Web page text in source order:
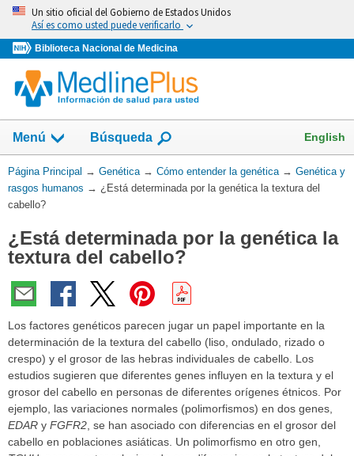
Omita
vaya
al
Contenido
Un sitio oficial del Gobierno de Estados Unidos
Así es como usted puede verificarlo
Biblioteca Nacional de Medicina
Menú
Mostrar
campo
de
Búsqueda English
Usted
está
aquí:
Página Principal → Genética → Cómo entender la genética → Genética y
rasgos humanos → ¿Está determinada por la genética la textura del
cabello?
¿Está determinada por la genética la
textura del cabello?
Los factores genéticos parecen jugar un papel importante en la
determinación de la textura del cabello (liso, ondulado, rizado o
crespo) y el grosor de las hebras individuales de cabello. Los
estudios sugieren que diferentes genes influyen en la textura y el
grosor del cabello en personas de diferentes orígenes étnicos. Por
ejemplo, las variaciones normales (polimorfismos) en dos genes,
EDAR y FGFR2 , se han asociado con diferencias en el grosor del
cabello en poblaciones asiáticas. Un polimorfismo en otro gen,